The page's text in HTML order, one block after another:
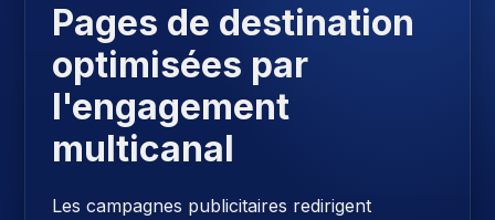
Pages de destination
optimisées par
l'engagement
multicanal
Les campagnes publicitaires redirigent